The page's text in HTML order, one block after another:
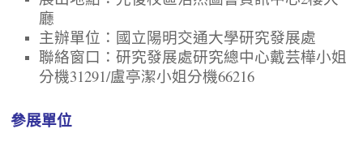
廳
主辦單位：國立陽明交通大學研究發展處
聯絡窗口：研究發展處研究總中心戴芸樺小姐
分機31291/盧亭潔小姐分機66216
參展單位